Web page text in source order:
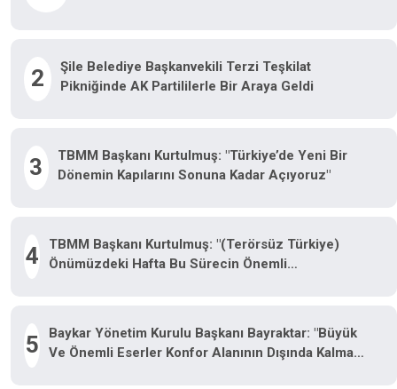
2
Şile Belediye Başkanvekili Terzi Teşkilat
Pikniğinde AK Partililerle Bir Araya Geldi
3
TBMM Başkanı Kurtulmuş: "Türkiye’de Yeni Bir
Dönemin Kapılarını Sonuna Kadar Açıyoruz"
4
TBMM Başkanı Kurtulmuş: "(Terörsüz Türkiye)
Önümüzdeki Hafta Bu Sürecin Önemli
5
Baykar Yönetim Kurulu Başkanı Bayraktar: "Büyük
Ve Önemli Eserler Konfor Alanının Dışında Kalmaya